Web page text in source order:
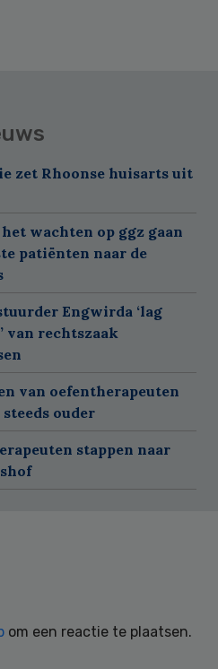
zet Rhoonse huisarts uit
wachten op ggz gaan
patiënten naar de
Engwirda ‘lag
van rechtszaak
van oefentherapeuten
ouder
stappen naar
om een reactie te plaatsen.